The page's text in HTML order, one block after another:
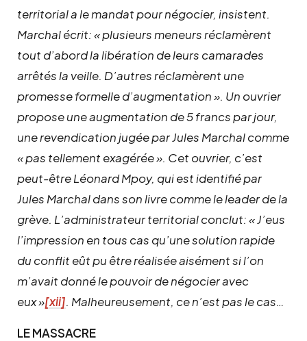
territorial a le mandat pour négocier, insistent.
Marchal écrit: « plusieurs meneurs réclamèrent
tout d’abord la libération de leurs camarades
arrêtés la veille. D’autres réclamèrent une
promesse formelle d’augmentation ». Un ouvrier
propose une augmentation de 5 francs par jour,
une revendication jugée par Jules Marchal comme
« pas tellement exagérée ». Cet ouvrier, c’est
peut-être Léonard Mpoy, qui est identifié par
Jules Marchal dans son livre comme le leader de la
grève. L’administrateur territorial conclut: « J’eus
l’impression en tous cas qu’une solution rapide
du conflit eût pu être réalisée aisément si l’on
m’avait donné le pouvoir de négocier avec
eux »[xii]. Malheureusement, ce n’est pas le cas…
LE MASSACRE